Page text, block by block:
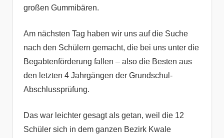
großen Gummibären.
Am nächsten Tag haben wir uns auf die Suche
nach den Schülern gemacht, die bei uns unter die
Begabtenförderung fallen – also die Besten aus
den letzten 4 Jahrgängen der Grundschul-
Abschlussprüfung.
Das war leichter gesagt als getan, weil die 12
Schüler sich in dem ganzen Bezirk Kwale